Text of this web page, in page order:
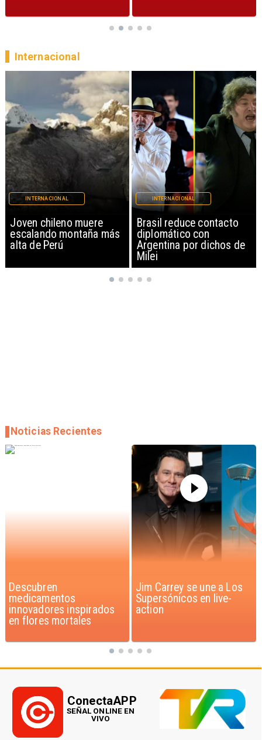
Brasil reduce contacto
diplomático con
Argentina por dichos de
INTERNACIONAL
China restringe
exportación de drones a
EEUU y sanciona
empresas
INTERNACIONAL
Internacional
Jim Carrey se une a Los
Supersónicos en live-
action
Iaán: la historia de
superación que inspira a
Chile
Noticias Recientes
ConectaAPP
SEÑAL ONLINE EN
VIVO